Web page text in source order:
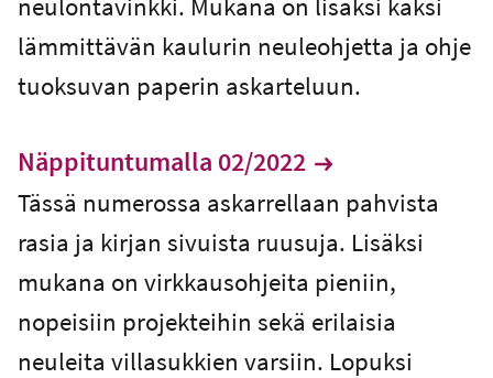
lämmittävän kaulurin neuleohjetta ja ohje
tuoksuvan paperin askarteluun.
Näppituntumalla 02/2022
Tässä numerossa askarrellaan pahvista
rasia ja kirjan sivuista ruusuja. Lisäksi
mukana on virkkausohjeita pieniin,
nopeisiin projekteihin sekä erilaisia
neuleita villasukkien varsiin. Lopuksi